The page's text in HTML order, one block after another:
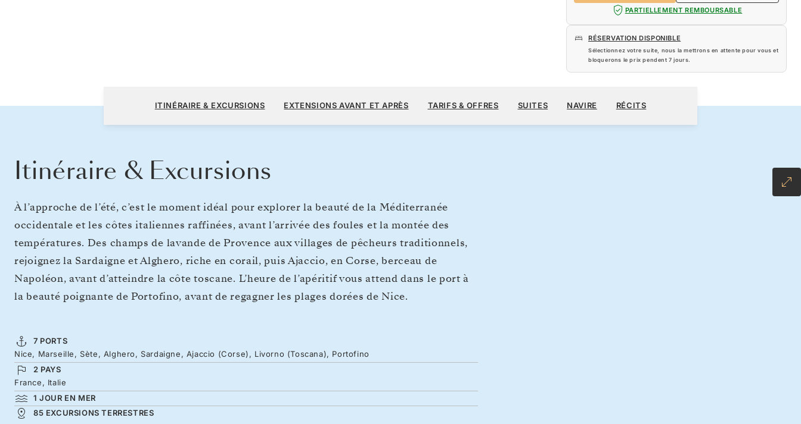
PARTIELLEMENT REMBOURSABLE
RÉSERVATION DISPONIBLE
Sélectionnez votre suite, nous la mettrons en attente pour vous et
bloquerons le prix pendent7 jours.
Nice à Nice
8 JOURS
PAR VOYAGEUR, AVEC LE TARIF ALL-INCLUSIVE
RÉSERVER CROISIÈRE
ITINÉRAIRE & EXCURSIONS EXTENSIONS AVANT ET APRÈS TARIFS & OFFRES SUITES NAVIRE RÉCITS
Itinéraire & Excursions
À l’approche de l’été, c’est le moment idéal pour explorer la beauté de la Méditerranée
occidentale et les côtes italiennes raffinées, avant l’arrivée des foules et la montée des
températures. Des champs de lavande de Provence aux villages de pêcheurs traditionnels,
rejoignez la Sardaigne et Alghero, riche en corail, puis Ajaccio, en Corse, berceau de
Napoléon, avant d’atteindre la côte toscane. L’heure de l’apéritif vous attend dans le port à
la beauté poignante de Portofino, avant de regagner les plages dorées de Nice.
7 PORTS
Nice, Marseille, Sète, Alghero, Sardaigne, Ajaccio (Corse), Livorno (Toscana), Portofino
2 PAYS
France, Italie
1 JOUR EN MER
85 EXCURSIONS TERRESTRES